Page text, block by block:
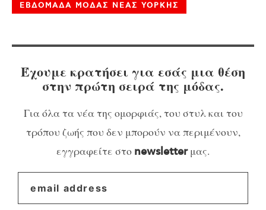
ΕΒΔΟΜΑΔΑ ΜΟΔΑΣ ΝΕΑΣ ΥΟΡΚΗΣ
Έχουμε κρατήσει για εσάς μια θέση
στην πρώτη σειρά της μόδας.
Για όλα τα νέα της ομορφιάς, του στυλ και του
τρόπου ζωής που δεν μπορούν να περιμένουν,
εγγραφείτε στο newsletterμας.